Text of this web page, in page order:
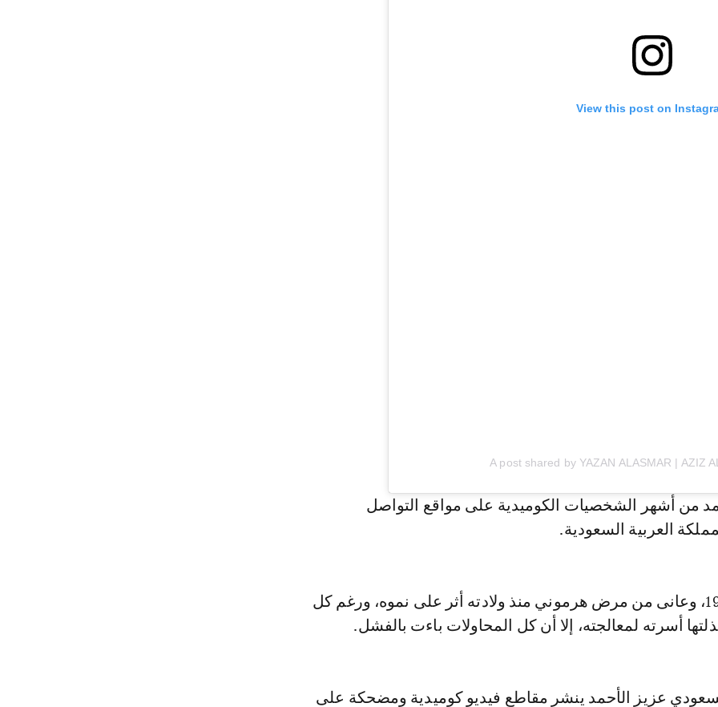
View this post on
A post shared by YAZAN ALASMAR | AZIZ
من أشهر الشخصيات الكوميدية على مواقع التواصل
العربية السعودية.
ولد عزيز عام 1995، وعانى من مرض هرموني منذ ولادته أثر على نموه، ورغم كل
أسرته لمعالجته، إلا أن كل المحاولات باءت بالفشل.
عزيز الأحمد ينشر مقاطع فيديو كوميدية ومضحكة على